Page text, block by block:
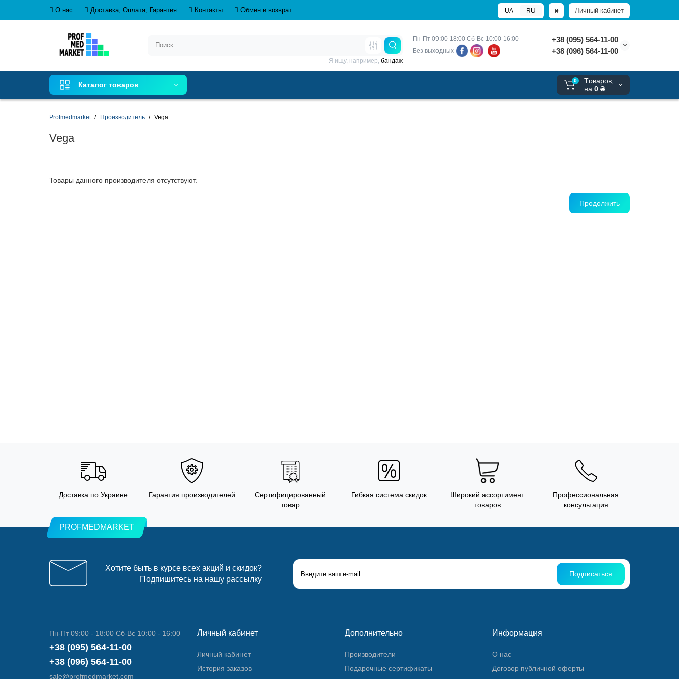
О нас Доставка, Оплата, Гарантия Контакты Обмен и возврат Личный кабинет
₴
UA RU
Пн-Пт 09:00-18:00 Сб-Вс 10:00-16:00
Без выходных
+38 (095) 564-11-00
+38 (096) 564-11-00
Я ищу, например, бандаж
Каталог товаров
0
Tоваров,
на 0 ₴
Profmedmarket Производитель Vega
Vega
Товары данного производителя отсутствуют.
Продолжить
Доставка по Украине Гарантия производителей
Сертифицированный
товар
Гибкая система скидок
Широкий ассортимент
товаров
Профессиональная
консультация
PROFMEDMARKET
Хотите быть в курсе всех акций и скидок?
Подпишитесь на нашу рассылку
Подписаться
Пн-Пт 09:00 - 18:00 Сб-Вс 10:00 - 16:00
+38 (095) 564-11-00
+38 (096) 564-11-00
sale@profmedmarket.com
Личный кабинет
Личный кабинет
История заказов
Дополнительно
Производители
Подарочные сертификаты
Информация
О нас
Договор публичной оферты